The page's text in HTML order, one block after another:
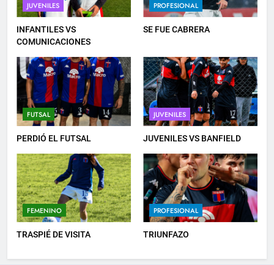
JUVENILES
INFANTILES VS
COMUNICACIONES
PROFESIONAL
SE FUE CABRERA
FUTSAL
PERDIÓ EL FUTSAL
JUVENILES
JUVENILES VS BANFIELD
FEMENINO
TRASPIÉ DE VISITA
PROFESIONAL
TRIUNFAZO
6
7
LISTA DE CONVOCADOS
PROFESIONAL
8
PRÓXIMA JORNADA
FUTSAL